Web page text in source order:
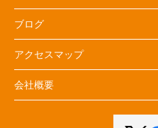
ブログ
アクセスマップ
会社概要